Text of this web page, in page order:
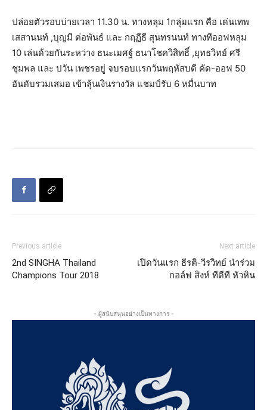
ปล่อยตัวรอบบ่ายเวลา 11.30 น. ทางหลุม 1กลุ่มแรก คือ เด่นเทพ
เสสานนท์ ,บุญมี ต่อพันธ์ และ กฤฏีธี สุนทรนนท์ ทางทีออฟหลุม
10 เล่นด้วยกันระหว่าง ธนะเมศฐ์ ธนาโชควิสิทธิ์ ,ยุทธวิทย์ ศรี
ชุมพล และ ปวัน เพชรอยู่ จบรอบแรกวันพฤหัสบดี คัด-ออฟ 50
อันดับรวมเสมอ เข้าลุ้นเงินรางวัล แชมป์รับ 6 หมื่นบาท
Previous article
2nd SINGHA Thailand
Champions Tour 2018
Next article
เปิดวันแรก ธีรติ-วีรวิทย์ นำร่วม
กอล์ฟ สิงห์ ทีดีที หัวหิน
- ผู้สนับสนุนอย่างเป็นทางการ -